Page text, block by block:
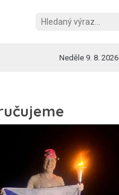
Neděle 9. 8. 2026